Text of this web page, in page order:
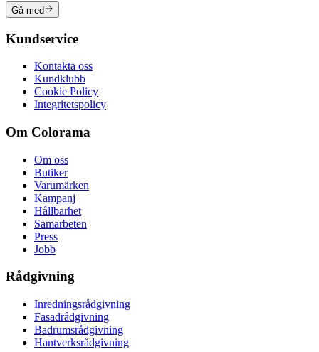
Gå med
Kundservice
Kontakta oss
Kundklubb
Cookie Policy
Integritetspolicy
Om Colorama
Om oss
Butiker
Varumärken
Kampanj
Hållbarhet
Samarbeten
Press
Jobb
Rådgivning
Inredningsrådgivning
Fasadrådgivning
Badrumsrådgivning
Hantverksrådgivning